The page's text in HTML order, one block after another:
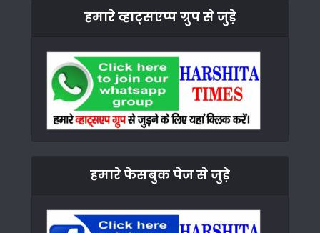
हमारे व्हाट्सएप्प ग्रुप से जुड़े
हमारे फेसबुक पेज से जुड़े